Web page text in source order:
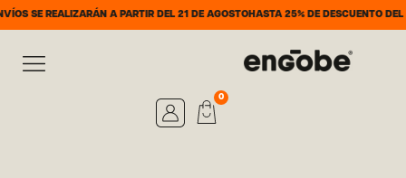
A PARTIR DEL 21 DE AGOSTOHASTA 25% DE DESCUENTO DEL 7 AL 31 DE
0